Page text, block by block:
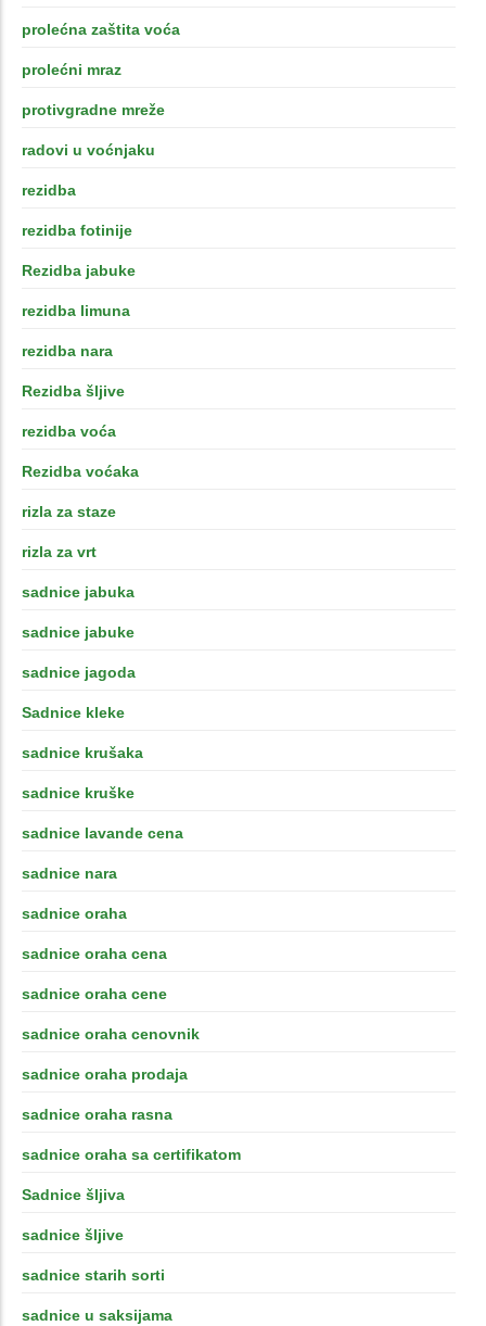
prolećna zaštita voća
prolećni mraz
protivgradne mreže
radovi u voćnjaku
rezidba
rezidba fotinije
Rezidba jabuke
rezidba limuna
rezidba nara
Rezidba šljive
rezidba voća
Rezidba voćaka
rizla za staze
rizla za vrt
sadnice jabuka
sadnice jabuke
sadnice jagoda
Sadnice kleke
sadnice krušaka
sadnice kruške
sadnice lavande cena
sadnice nara
sadnice oraha
sadnice oraha cena
sadnice oraha cene
sadnice oraha cenovnik
sadnice oraha prodaja
sadnice oraha rasna
sadnice oraha sa certifikatom
Sadnice šljiva
sadnice šljive
sadnice starih sorti
sadnice u saksijama